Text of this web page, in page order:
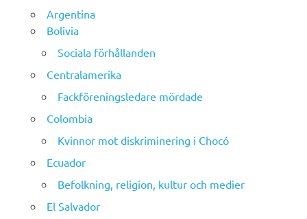
Argentina
Bolivia
Sociala förhållanden
Centralamerika
Fackföreningsledare mördade
Colombia
Kvinnor mot diskriminering i Chocó
Ecuador
Befolkning, religion, kultur och medier
El Salvador